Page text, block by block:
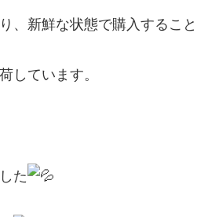
、新鮮な状態で購入すること
しています。
た